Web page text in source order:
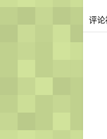
评